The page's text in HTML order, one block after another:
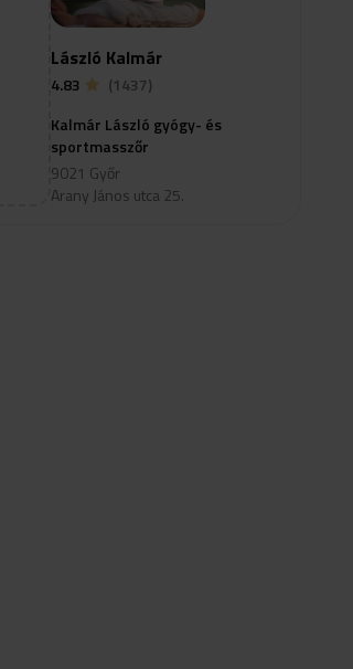
László Kalmár
4.83
(1437)
Kalmár László gyógy- és
sportmasszőr
9021 Győr
Arany János utca 25.